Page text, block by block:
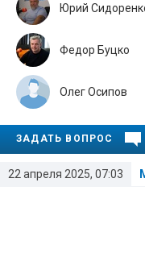
22 апреля 2025, 07:03
Юрий
Федор Буцко
Олег Осипов
ЗАДАТЬ ВОПРОС